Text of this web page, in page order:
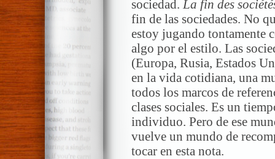
sociedad. La fin des
fin de las sociedades. No
estoy jugando tontamente
algo por el estilo. Las
(Europa, Rusia, Estados
en la vida cotidiana, una
todos los marcos de
clases sociales. Es un
individuo. Pero de ese
vuelve un mundo de
tocar en esta nota.